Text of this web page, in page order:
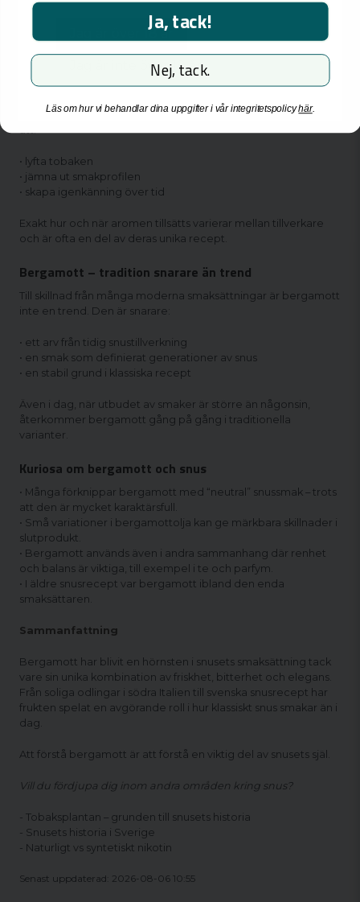
I modern snustillverkning används bergamott i form av:
• eterisk olja
Bergamotten tillsätts inte för att dominera smaken, utan för
• lyfta tobaken
• jämna ut smakprofilen
• skapa igenkänning över tid
Exakt hur och när aromen tillsätts varierar mellan tillverkare
och är ofta en del av deras unika recept.
Bergamott – tradition snarare än trend
Till skillnad från många moderna smaksättningar är bergamott
inte en trend. Den är snarare:
• ett arv från tidig snustillverkning
• en smak som definierat generationer av snus
• en stabil grund i klassiska recept
Även i dag, när utbudet av smaker är större än någonsin,
återkommer bergamott gång på gång i traditionella
varianter.
Kuriosa om bergamott och snus
• Många förknippar bergamott med “neutral” snussmak – trots
att den är mycket karaktärsfull.
• Små variationer i bergamottolja kan ge märkbara skillnader i
slutprodukt.
• Bergamott används även i andra sammanhang där renhet
och balans är viktiga, till exempel i te och parfym.
• I äldre snusrecept var bergamott ibland den enda
smaksättaren.
Sammanfattning
Bergamott har blivit en hörnsten i snusets smaksättning tack
vare sin unika kombination av friskhet, bitterhet och elegans.
Från soliga odlingar i södra Italien till svenska snusrecept har
frukten spelat en avgörande roll i hur klassiskt snus smakar än i
dag.
Att förstå bergamott är att förstå en viktig del av snusets själ.
Vill du fördjupa dig inom andra områden kring snus?
- Tobaksplantan – grunden till snusets historia
- Snusets historia i Sverige
- Naturligt vs syntetiskt nikotin
Senast uppdaterad: 2026-08-06 10:55
Jag är över 18 år
Jag är inte över 18 år
Ja, tack!
Nej, tack.
Läs om hur vi behandlar dina uppgifter i vår integritetspolicyhär.